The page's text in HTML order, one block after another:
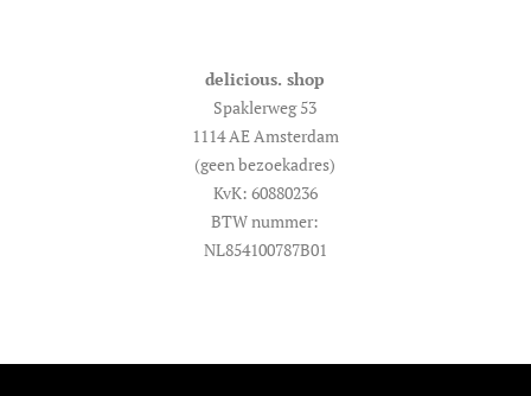
delicious. shop
Spaklerweg 53
1114 AE Amsterdam
(geen bezoekadres)
KvK: 60880236
BTW nummer:
NL854100787B01